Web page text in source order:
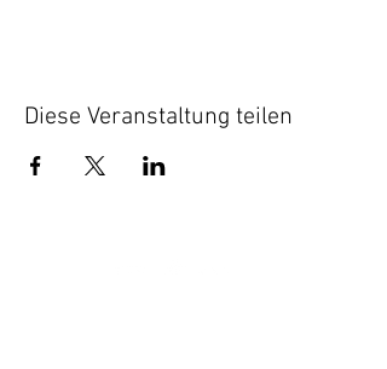
Diese Veranstaltung teilen